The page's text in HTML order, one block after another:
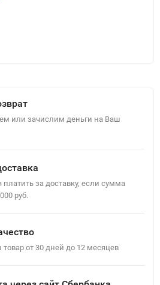
или зачислим деньги на Ваш
платить за доставку, если сумма
руб.
товар от 30 дней до 12 месяцев